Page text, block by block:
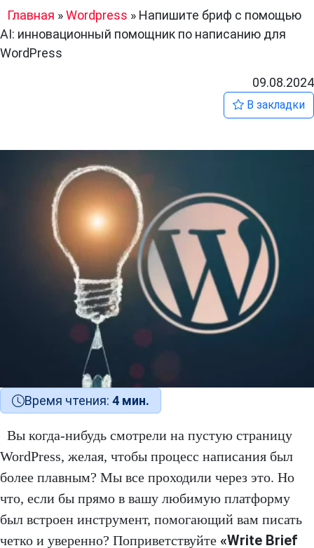
Главная »Wordpress » Напишите бриф с помощью
AI: инновационный помощник по написанию для
WordPress
09.08.2024
В закладки
Время чтения: 4 мин.
Вы когда-нибудь смотрели на пустую страницу
WordPress, желая, чтобы процесс написания был
более плавным? Мы все проходили через это. Но
что, если бы прямо в вашу любимую платформу
был встроен инструмент, помогающий вам писать
четко и уверенно? Поприветствуйте «Write Brief